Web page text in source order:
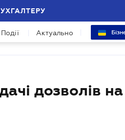
Події Актуально
дозволів